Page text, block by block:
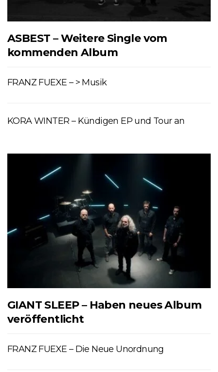
ASBEST – Weitere Single vom
kommenden Album
FRANZ FUEXE – > Musik
KORA WINTER – Kündigen EP und Tour an
GIANT SLEEP – Haben neues Album
veröffentlicht
FRANZ FUEXE – Die Neue Unordnung